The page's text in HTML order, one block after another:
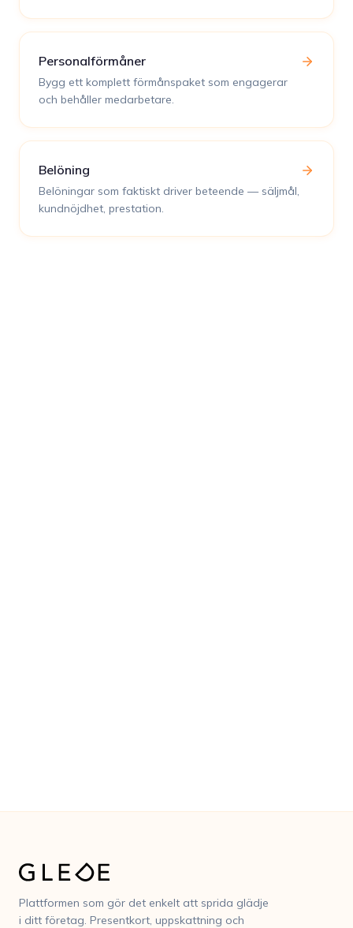
Personalförmåner
Bygg ett komplett förmånspaket som engagerar
och behåller medarbetare.
Belöning
Belöningar som faktiskt driver beteende — säljmål,
kundnöjdhet, prestation.
Plattformen som gör det enkelt att sprida glädje
i ditt företag. Presentkort, uppskattning och